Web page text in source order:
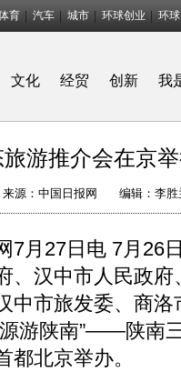
育 汽车 城市 环球创业 环
文化 经贸 创新 我
游推介会在京
来源： 中国日报网 编辑：李胜
27日电 7月26
、汉中市人民政
中市旅发委、商
游陕南”——陕南
都北京举办。